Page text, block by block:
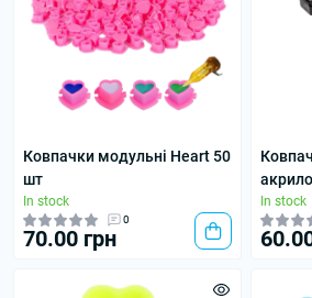
Ковпачки модульні Heart 50
шт
In stock
0
70.00 грн
In stock